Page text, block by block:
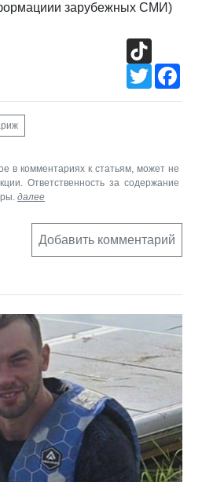
зарубежных СМИ)
Twitter
в комментариях к статьям, может не
Ответственность за содержание
далее
Добавить комментарий